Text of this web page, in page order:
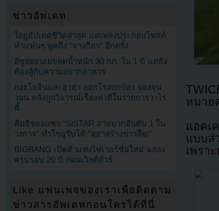
หมาย
แอคเ
แบบส่
เพรา
ข่าวอัพเดท
ไอยูอัปเดตชีวิตล่าสุด แต่เพลงประกอบโพสต์
ทำแฟนๆ พูดถึง “จางกีฮา” อีกครั้ง
อีซูฮยอนเผยลดน้ำหนัก 30 กก. ใน 1 ปี แต่ยัง
ต้องสู้กับความอยากอาหาร
กงฮโยจินและฮาฮ่า ออกโรงปกป้อง จองจุน
วอน หลังถูกวิจารณ์เรื่องท่าทีในรายการวาไร
ตี้
คิมฮีชอลแซว “SISTAR สายบวกอันดับ 1 ใน
วงการ” ทำโซยูรีบโต้ “อย่าสร้างข่าวลือ!”
BIGBANG เปิดตัวแท่งไฟเวอร์ชั่นใหม่ ฉลอง
ครบรอบ 20 ปี ก่อนเวิลด์ทัวร์
Like แฟนเพจของเราเพื่อติดตาม
ข่าวสารอัพเดทก่อนใครได้ที่นี่